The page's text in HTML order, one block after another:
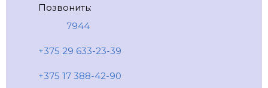
Позвонить:
7944
+375 29 633-23-39
+375 17 388-42-90